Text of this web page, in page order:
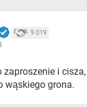
9 019
zaproszenie i
wąskiego grona.